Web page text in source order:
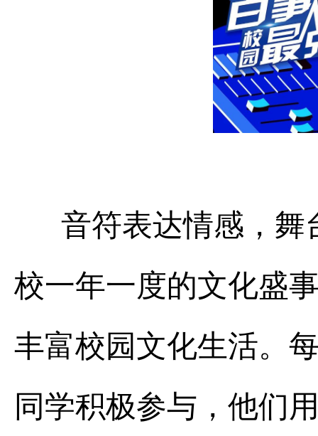
音符表达情感，舞
校一年一度的文化盛
丰富校园文化生活。
同学积极参与，他们